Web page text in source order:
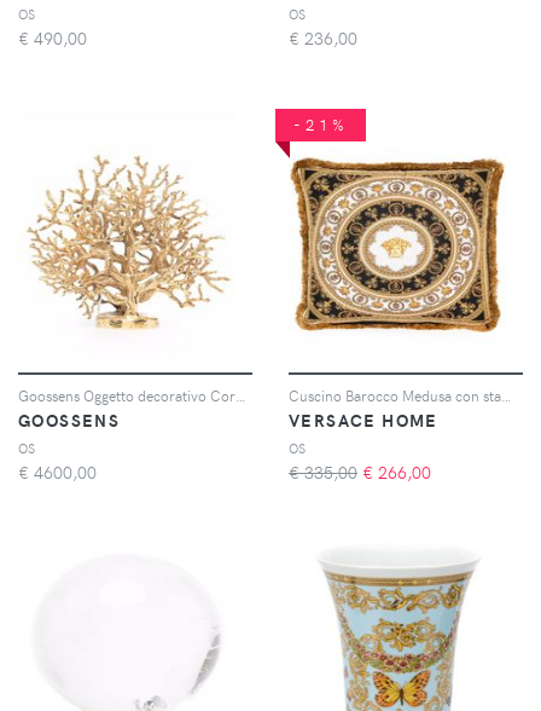
OS
€ 490,00
OS
€ 236,00
GOOSSENS
OS
€ 4600,00
-21%
VERSACE HOME
OS
€ 335,00 € 266,00